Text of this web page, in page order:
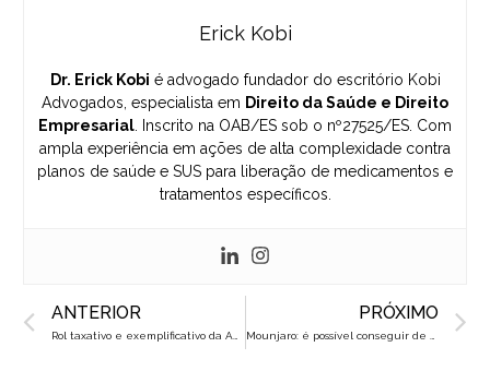
Erick Kobi
Dr. Erick Kobi é advogado fundador do escritório Kobi
Advogados, especialista em Direito da Saúde e Direito
Empresarial . Inscrito na OAB/ES sob o nº27525/ES. Com
ampla experiência em ações de alta complexidade contra
planos de saúde e SUS para liberação de medicamentos e
tratamentos específicos.
Prev
ANTERIOR PRÓXIMO